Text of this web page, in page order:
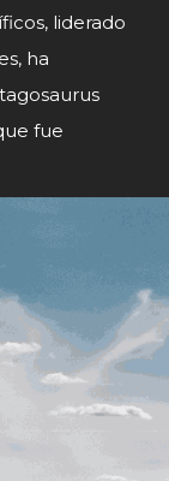
liderado
ha
fue